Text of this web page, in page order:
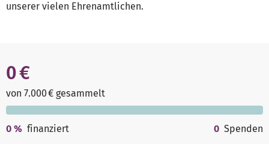
unserer vielen Ehrenamtlichen.
0 €
von 7.000 € gesammelt
0 % finanziert 0 Spenden